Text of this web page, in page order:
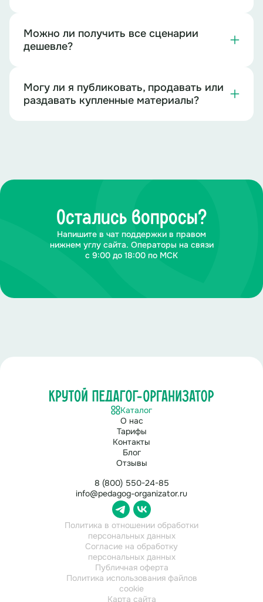
Можно ли получить все сценарии
дешевле?
Могу ли я публиковать, продавать или
раздавать купленные материалы?
Остались вопросы?
Напишите в чат поддержки в правом
нижнем углу сайта. Операторы на связи
с 9:00 до 18:00 по МСК
Каталог
О нас
Тарифы
Контакты
Блог
Отзывы
8 (800) 550-24-85
info@pedagog-organizator.ru
Политика в отношении обработки
персональных данных
Согласие на обработку
персональных данных
Публичная оферта
Политика использования файлов
cookie
Карта сайта